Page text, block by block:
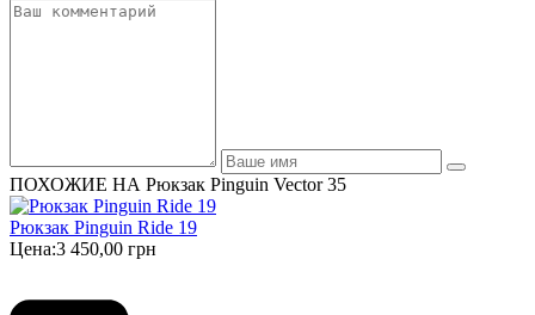
ПОХОЖИЕ НА Рюкзак Pinguin Vector 35
Рюкзак Pinguin Ride 19
Цена:3 450,00 грн